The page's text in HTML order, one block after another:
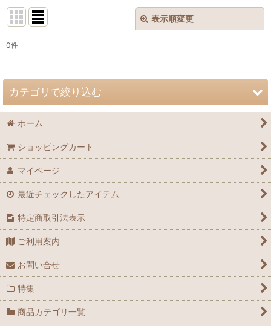
表示順変更
並び順 :
0件
カテゴリで絞り込む
自然史博物館友の会 会誌「Nature Study」 (全商品)
72巻（2026年）
71巻（2025年）
69巻（2023年）
68巻（2022年）
66巻（2020年）
ホーム
ショッピングカート
マイページ
最近チェックしたアイテム
特定商取引法表示
ご利用案内
お問い合せ
特集
商品カテゴリ一覧